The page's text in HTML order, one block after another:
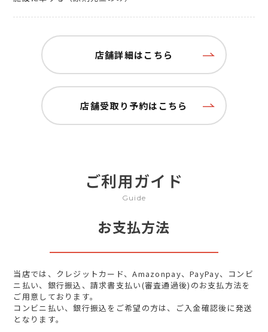
店舗詳細はこちら
店舗受取り予約はこちら
ご利用ガイド
Guide
お支払方法
当店では、クレジットカード、Amazonpay、PayPay、コンビ
ニ払い、銀行振込、請求書支払い(審査通過後)のお支払方法を
ご用意しております。
コンビニ払い、銀行振込をご希望の方は、ご入金確認後に発送
となります。